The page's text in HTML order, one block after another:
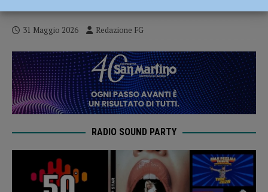
31 Maggio 2026 Redazione FG
RADIO SOUND PARTY